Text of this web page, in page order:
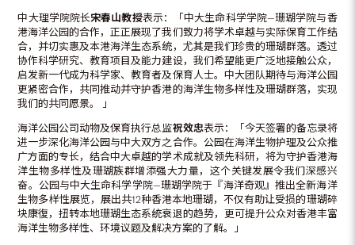
中大理学院院长宋春山教授表示：「中大生命科学学院—珊瑚学院与香
港海洋公园的合作，正正展现了我们致力将学术卓越与实际保育工作结
合，并切实惠及本港海洋生态系统，尤其是我们珍贵的珊瑚群落。透过
协作科学研究、教育项目及能力建设，我们希望能更广泛地接触公众，
启发新一代成为科学家、教育者及保育人士。中大团队期待与海洋公园
更紧密合作，共同推动并守护香港的海洋生物多样性及珊瑚群落，实现
我们的共同愿景。 」
海洋公园公司动物及保育执行总监祝效忠表示：「今天签署的备忘录将
进一步深化海洋公园与中大双方之合作。公园在海洋生物护理及公众推
广方面的专长，结合中大卓越的学术成就及领先科研，将为守护香港海
洋生物多样性及珊瑚族群增添强大力量，这个关键发展令我们深感兴
奋。公园与中大生命科学学院—珊瑚学院于『海洋奇观』推出全新海洋
生物多样性展览，展出共12种香港本地珊瑚，不仅有助让受损的珊瑚碎
块康復，扭转本地珊瑚生态系统衰退的趋势，更可提升公众对香港丰富
海洋生物多样性、环境议题及解决方案的了解。」